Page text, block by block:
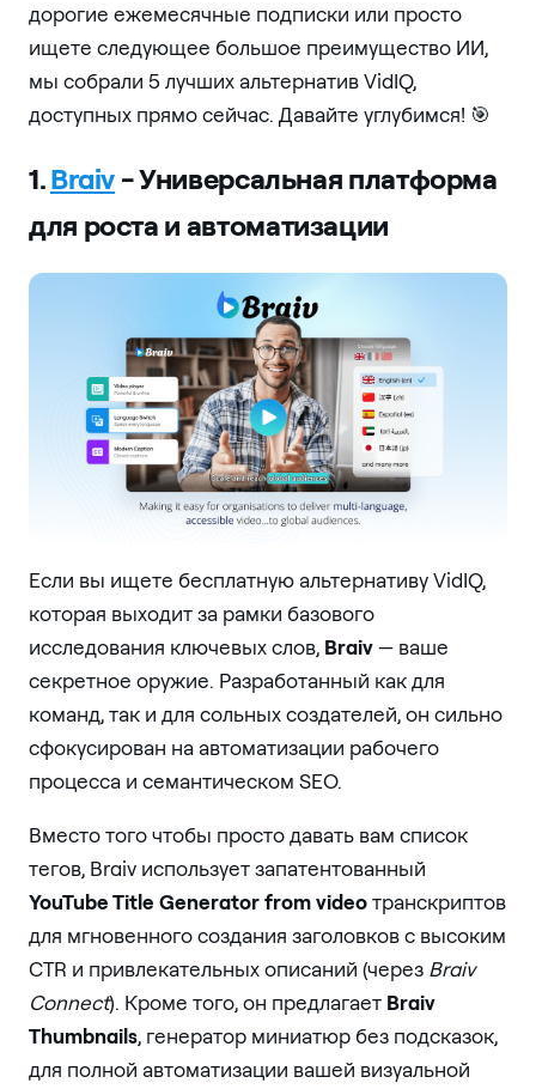
дорогие ежемесячные подписки или просто
ищете следующее большое преимущество ИИ,
мы собрали 5 лучших альтернатив VidIQ,
доступных прямо сейчас. Давайте углубимся! 🎯
1.Braiv - Универсальная платформа
для роста и автоматизации
Если вы ищете бесплатную альтернативу VidIQ,
которая выходит за рамки базового
исследования ключевых слов, Braiv— ваше
секретное оружие. Разработанный как для
команд, так и для сольных создателей, он сильно
сфокусирован на автоматизации рабочего
процесса и семантическом SEO.
Вместо того чтобы просто давать вам список
тегов, Braiv использует запатентованный
YouTube Title Generator from videoтранскриптов
для мгновенного создания заголовков с высоким
CTR и привлекательных описаний (через Braiv
Connect). Кроме того, он предлагает Braiv
Thumbnails, генератор миниатюр без подсказок,
для полной автоматизации вашей визуальной